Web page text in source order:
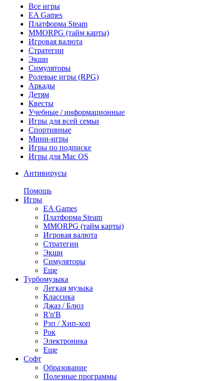
Все игры
EA Games
Платформа Steam
MMORPG (тайм карты)
Игровая валюта
Стратегии
Экшн
Симуляторы
Ролевые игры (RPG)
Аркады
Детям
Квесты
Учебные / информационные
Игры для всей семьи
Спортивные
Мини-игры
Игры по подписке
Игры для Mac OS
Антивирусы
Помощь
Игры
EA Games
Платформа Steam
MMORPG (тайм карты)
Игровая валюта
Стратегии
Экшн
Симуляторы
Еще
Турбомузыка
Легкая музыка
Классика
Джаз / Блюз
R'n'B
Рэп / Хип-хоп
Рок
Электроника
Еще
Софт
Образование
Полезные программы